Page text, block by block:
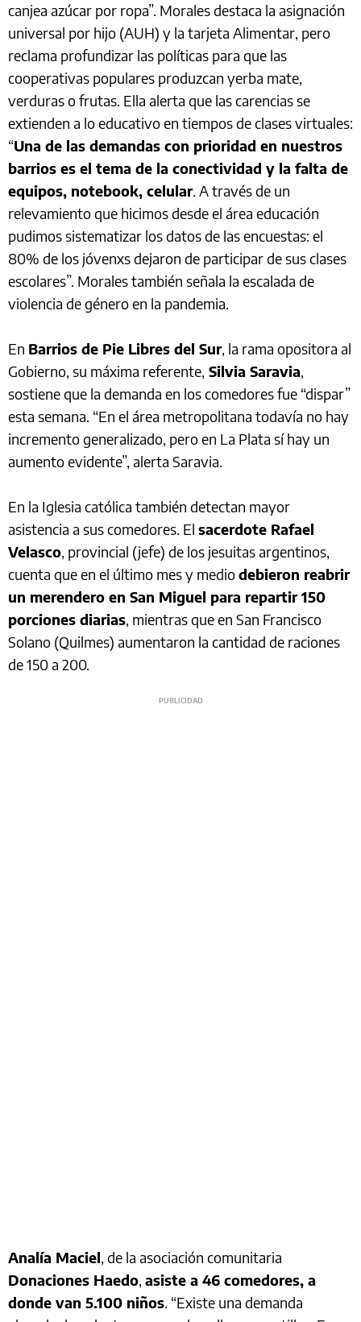
canjea azúcar por ropa”. Morales destaca la asignación
universal por hijo (AUH) y la tarjeta Alimentar, pero
reclama profundizar las políticas para que las
cooperativas populares produzcan yerba mate,
verduras o frutas. Ella alerta que las carencias se
extienden a lo educativo en tiempos de clases virtuales:
“Una de las demandas con prioridad en nuestros
barrios es el tema de la conectividad y la falta de
equipos, notebook, celular. A través de un
relevamiento que hicimos desde el área educación
pudimos sistematizar los datos de las encuestas: el
80% de los jóvenxs dejaron de participar de sus clases
escolares”. Morales también señala la escalada de
violencia de género en la pandemia.
En Barrios de Pie Libres del Sur, la rama opositora al
Gobierno, su máxima referente, Silvia Saravia,
sostiene que la demanda en los comedores fue “dispar”
esta semana. “En el área metropolitana todavía no hay
incremento generalizado, pero en La Plata sí hay un
aumento evidente”, alerta Saravia.
En la Iglesia católica también detectan mayor
asistencia a sus comedores. El sacerdote Rafael
Velasco, provincial (jefe) de los jesuitas argentinos,
cuenta que en el último mes y mediodebieron reabrir
un merendero en San Miguel para repartir 150
porciones diarias, mientras que en San Francisco
Solano (Quilmes) aumentaron la cantidad de raciones
de 150 a 200.
Analía Maciel, de la asociación comunitaria
Donaciones Haedo, asiste a 46 comedores, a
donde van 5.100 niños. “Existe una demanda